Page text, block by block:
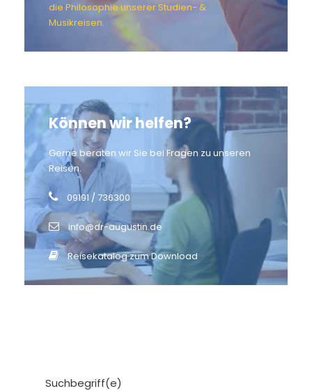
die Philosophie unserer Studien- &
Musikreisen.
Können wir helfen?
Gerne beraten wir Sie bei Fragen zu unseren
Reisen.
09191 / 736300
info@dr-augustin.de
Reisekatalog zum Download
Suchbegriff(e)